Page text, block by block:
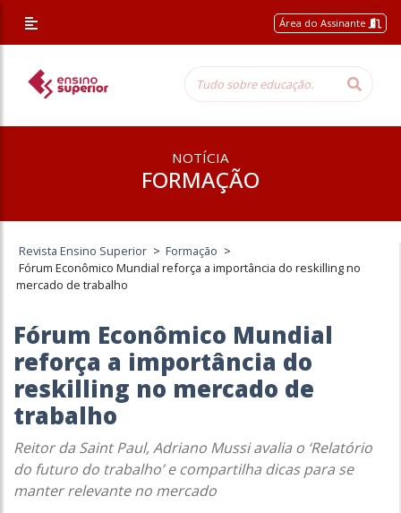
Área do Assinante
NOTÍCIA
FORMAÇÃO
Revista Ensino Superior > Formação >
Fórum Econômico Mundial reforça a importância do reskilling no
mercado de trabalho
Fórum Econômico Mundial
reforça a importância do
reskilling no mercado de
trabalho
Reitor da Saint Paul, Adriano Mussi avalia o ‘Relatório
do futuro do trabalho’ e compartilha dicas para se
manter relevante no mercado